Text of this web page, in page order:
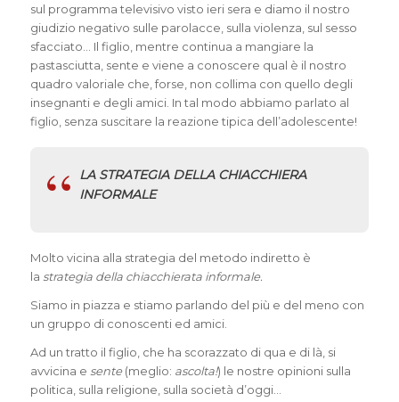
sul programma televisivo visto ieri sera e diamo il nostro
giudizio negativo sulle parolacce, sulla violenza, sul sesso
sfacciato… Il figlio, mentre continua a mangiare la
pastasciutta, sente e viene a conoscere qual è il nostro
quadro valoriale che, forse, non collima con quello degli
insegnanti e degli amici. In tal modo abbiamo parlato al
figlio, senza suscitare la reazione tipica dell’adolescente!
LA STRATEGIA DELLA CHIACCHIERA
INFORMALE
Molto vicina alla strategia del metodo indiretto è
la strategia della chiacchierata informale.
Siamo in piazza e stiamo parlando del più e del meno con
un gruppo di conoscenti ed amici.
Ad un tratto il figlio, che ha scorazzato di qua e di là, si
avvicina e sente (meglio: ascolta!) le nostre opinioni sulla
politica, sulla religione, sulla società d’oggi…